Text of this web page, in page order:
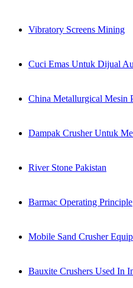
Vibratory Screens Mining
Cuci Emas Untuk Dijual
China Metallurgical Mesin
Dampak Crusher Untuk
River Stone Pakistan
Barmac Operating Principle
Mobile Sand Crusher
Bauxite Crushers Used In